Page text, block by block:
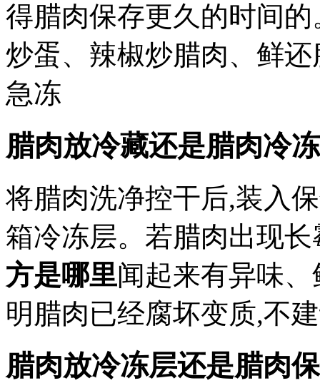
得腊肉保存更久的时间
炒蛋、辣椒炒腊肉、鲜
急冻
腊肉放冷藏还是腊肉冷
将腊肉洗净控干后,装入
箱冷冻层。若腊肉出现
方是哪里闻起来有异味
明腊肉已经腐坏变质,不
腊肉放冷冻层还是腊肉